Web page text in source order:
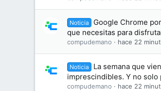
Noticia
Google Chrome
que necesitas para
compudemano hace 22
Noticia
La semana que
imprescindibles. Y no
compudemano hace 22